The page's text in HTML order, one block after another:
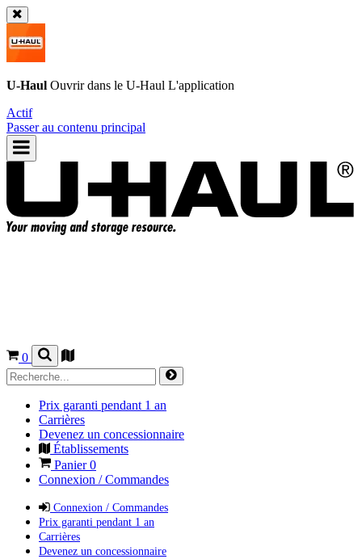
U-Haul Ouvrir dans le U-Haul L'application
Actif
Passer au contenu principal
0
Prix garanti pendant 1 an
Carrières
Devenez un concessionnaire
Établissements
Panier0
Connexion / Commandes
Connexion / Commandes
Prix garanti pendant 1 an
Carrières
Devenez un concessionnaire